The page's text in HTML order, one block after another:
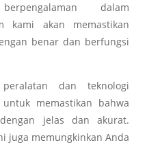
dalam
kami akan memastikan
benar dan berfungsi
dan teknologi
memastikan bahwa
jelas dan akurat.
juga memungkinkan Anda